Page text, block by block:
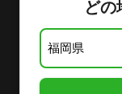
どの